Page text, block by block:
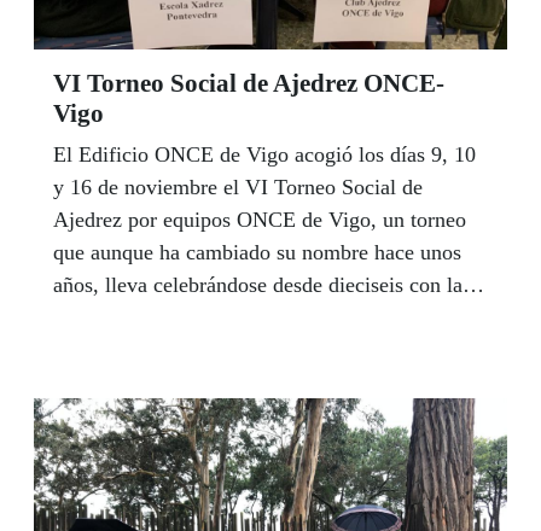
VI Torneo Social de Ajedrez ONCE-
Vigo
El Edificio ONCE de Vigo acogió los días 9, 10
y 16 de noviembre el VI Torneo Social de
Ajedrez por equipos ONCE de Vigo, un torneo
que aunque ha cambiado su nombre hace unos
años, lleva celebrándose desde dieciseis con la
las 64 casillas que tanto gusta a aficionados y
profesionales.